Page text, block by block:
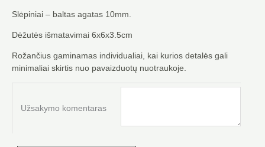
Slėpiniai – baltas agatas 10mm.
Dėžutės išmatavimai 6x6x3.5cm
Rožančius gaminamas individualiai, kai kurios detalės gali
minimaliai skirtis nuo pavaizduotų nuotraukoje.
Užsakymo komentaras